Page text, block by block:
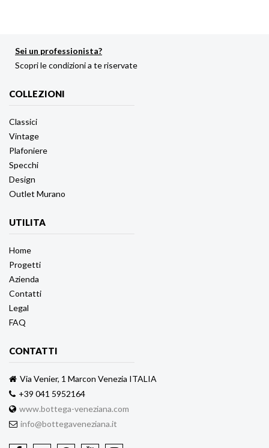
Sei un professionista?
Scopri le condizioni a te riservate
COLLEZIONI
Classici
Vintage
Plafoniere
Specchi
Design
Outlet Murano
UTILITA
Home
Progetti
Azienda
Contatti
Legal
FAQ
CONTATTI
Via Venier, 1 Marcon Venezia ITALIA
+39 041 5952164
www.bottega-veneziana.com
info@bottegaveneziana.it